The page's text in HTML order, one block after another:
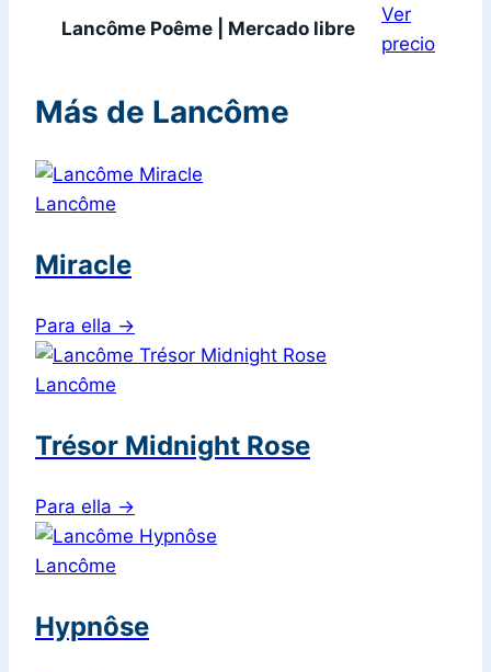
Lancôme Poême | Mercado libre
Ver
precio
Más de Lancôme
Lancôme
Miracle
Para ella →
Lancôme
Trésor Midnight Rose
Para ella →
Lancôme
Hypnôse